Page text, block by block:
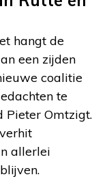
hangt de
een zijden
coalitie
te
Pieter Omtzigt.
allerlei